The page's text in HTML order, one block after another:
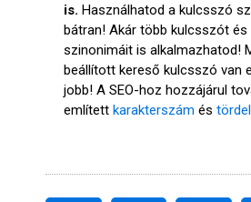
is. Használhatod a kulcsszó
bátran! Akár több kulcsszót és
szinonimáit is alkalmazhatod!
beállított kereső kulcsszó van
jobb! A SEO-hoz hozzájárul
említett karakterszám és